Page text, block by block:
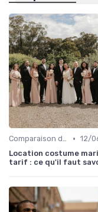
Comparaison de Prix et de Marques • 12/
Location costume
tarif : ce qu'il faut